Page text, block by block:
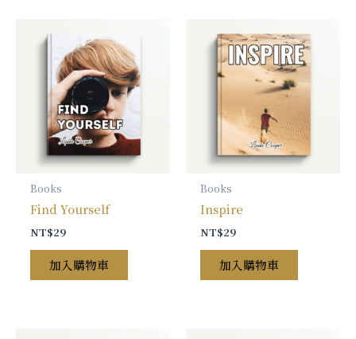
Books
Find Yourself
NT$29
加入購物車
Books
Inspire
NT$29
加入購物車